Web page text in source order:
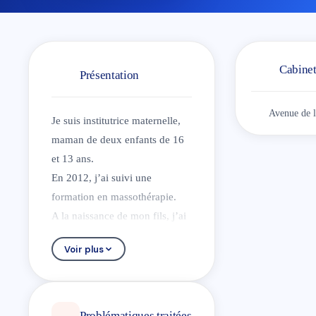
Présentation
Je suis institutrice maternelle,
maman de deux enfants de 16
et 13 ans.
En 2012, j’ai suivi une
formation en massothérapie.
A la naissance de mon fils, j’ai
suivi une formation
d’aromathérapie.
En 2014, j’ai suivi une
Voir plus
Cabinet
Avenue de